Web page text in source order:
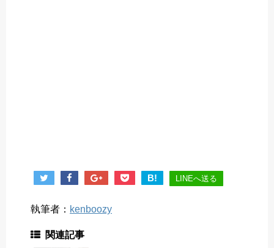
B! LINEへ送る
執筆者： kenboozy
関連記事